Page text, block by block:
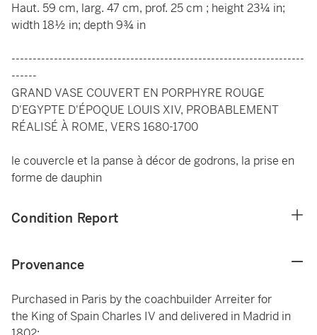
Haut. 59 cm, larg. 47 cm, prof. 25 cm ; height 23¼ in;
width 18½ in; depth 9¾ in
---------------------------------------------------------------------
------
GRAND VASE COUVERT EN PORPHYRE ROUGE
D'EGYPTE D'ÉPOQUE LOUIS XIV, PROBABLEMENT
RÉALISÉ À ROME, VERS 1680-1700
le couvercle et la panse à décor de godrons, la prise en
forme de dauphin
Condition Report
Provenance
Purchased in Paris by the coachbuilder Arreiter for
the King of Spain Charles IV and delivered in Madrid in